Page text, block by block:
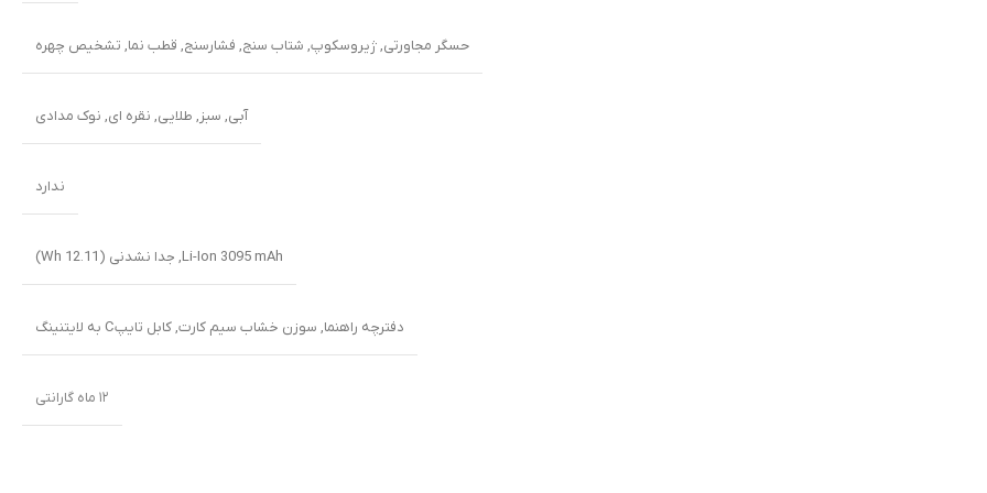
حسگر مجاورتی,ژیروسکوپ, شتاب سنج, فشارسنج, قطب نما, تشخیص چهره
آبی, سبز, طلایی, نقره ای, نوک مدادی
ندارد
Li-Ion 3095 mAh, جدا نشدنی (12.11 Wh)
دفترچه راهنما, سوزن خشاب سیم کارت,کابل تایپC به لایتنینگ
۱۲ ماه گارانتی